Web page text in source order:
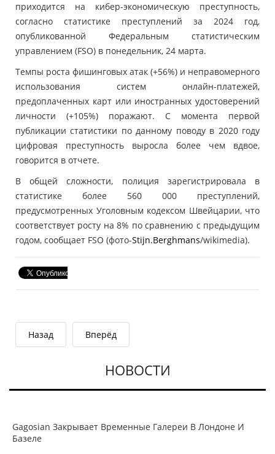
приходится на кибер-экономическую преступность,
согласно статистике преступлений за 2024 год,
опубликованной Федеральным статистическим
управлением (FSO) в понедельник, 24 марта.
Темпы роста фишинговых атак (+56%) и неправомерного
использования систем онлайн-платежей,
предоплаченных карт или иностранных удостоверений
личности (+105%) поражают. С момента первой
публикации статистики по данному поводу в 2020 году
цифровая преступность выросла более чем вдвое,
говорится в отчете.
В общей сложности, полиция зарегистрировала в
статистике более 560 000 преступлений,
предусмотренных Уголовным кодексом Швейцарии, что
соответствует росту на 8% по сравнению с предыдущим
годом, сообщает FSO (фото-Stijn.Berghmans/wikimedia).
Назад Вперёд
НОВОСТИ
Gagosian Закрывает Временные Галереи В Лондоне И
Базеле